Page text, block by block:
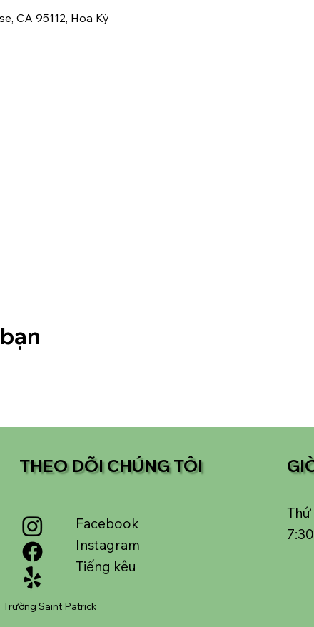
CA 95112, Hoa Kỳ
Facebook
Instagram
Tiếng kêu
THEO DÕI CHÚNG TÔI
Saint Patrick
Thứ